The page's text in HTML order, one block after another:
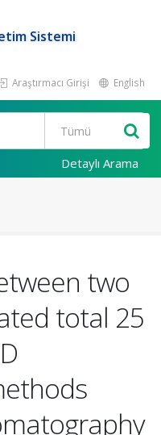
Sistemi
Araştırmacı Girişi English
Detaylı Arama
two
total 25